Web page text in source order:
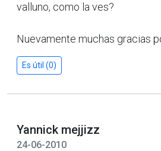
valluno, como la ves?
Nuevamente muchas gracias
Es útil (0)
Yannick mejjizz
24-06-2010